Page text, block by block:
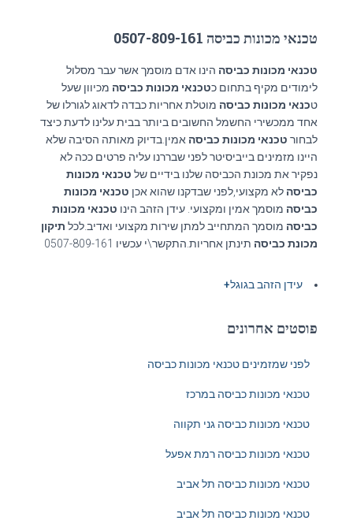
טכנאי מכונות כביסה 0507-809-161
טכנאי מכונות כביסה הינו אדם מוסמך אשר עבר מסלול
לימודים מקיף בתחום כטכנאי מכונות כביסה מכיוון שעל
טכנאי מכונות כביסה מוטלת אחריות כבדה לדאוג לגורלו של
אחד ממכשירי החשמל החשובים ביותר בבית עלינו לדעת כיצד
לבחור טכנאי מכונות כביסה אמין.בדיוק מאותה הסיבה שלא
היינו מזמינים בייביסיטר לפני שבררנו עליה פרטים ככה לא
נפקיר את מכונת הכביסה שלנו בידיים של טכנאי מכונות
כביסה לא מקצועי,לפני שבדקנו שהוא אכן טכנאי מכונות
כביסה מוסמך אמין ומקצועי. עידן הזהב הינו טכנאי מכונות
כביסה מוסמך המתחייב למתן שירות מקצועי ואדיב.לכל תיקון
מכונת כביסה תינתן אחריות.התקשר\י עכשיו 0507-809-161
עידן הזהב בגוגל+
פוסטים אחרונים
לפני שמזמינים טכנאי מכונות כביסה
טכנאי מכונות כביסה במרכז
טכנאי מכונות כביסה גני תקווה
טכנאי מכונות כביסה רמת אפעל
טכנאי מכונות כביסה תל אביב
טכנאי מכונות כביסה תל אביב